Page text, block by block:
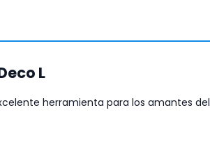
L
herramienta para los amantes